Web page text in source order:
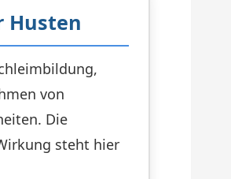
Husten
von
Die
steht hier